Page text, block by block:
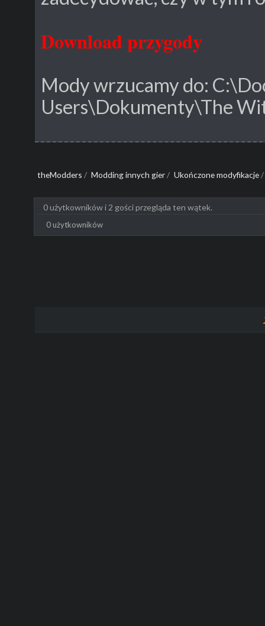
Download przygody
Mody wrzucamy do:
Users\Dokumenty\The
theModders / Modding innych gier/ Ukończone modyfikacje/
0 użytkowników i 2 gości przegląda ten wątek.
0 użytkowników